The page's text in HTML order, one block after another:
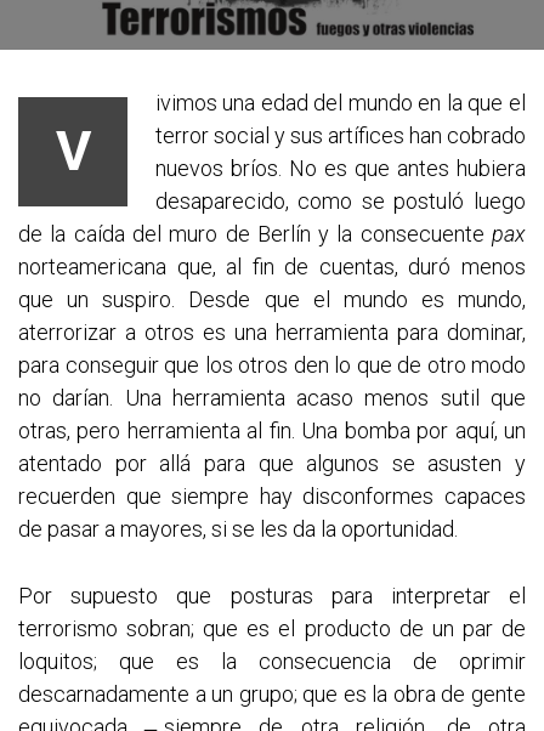
V
ivimos una edad del mundo en la que el
terror social y sus artífices han cobrado
nuevos bríos. No es que antes hubiera
desaparecido, como se postuló luego
de la caída del muro de Berlín y la consecuente pax
norteamericana que, al fin de cuentas, duró menos
que un suspiro. Desde que el mundo es mundo,
aterrorizar a otros es una herramienta para dominar,
para conseguir que los otros den lo que de otro modo
no darían. Una herramienta acaso menos sutil que
otras, pero herramienta al fin. Una bomba por aquí, un
atentado por allá para que algunos se asusten y
recuerden que siempre hay disconformes capaces
de pasar a mayores, si se les da la oportunidad.
Por supuesto que posturas para interpretar el
terrorismo sobran; que es el producto de un par de
loquitos; que es la consecuencia de oprimir
descarnadamente a un grupo; que es la obra de gente